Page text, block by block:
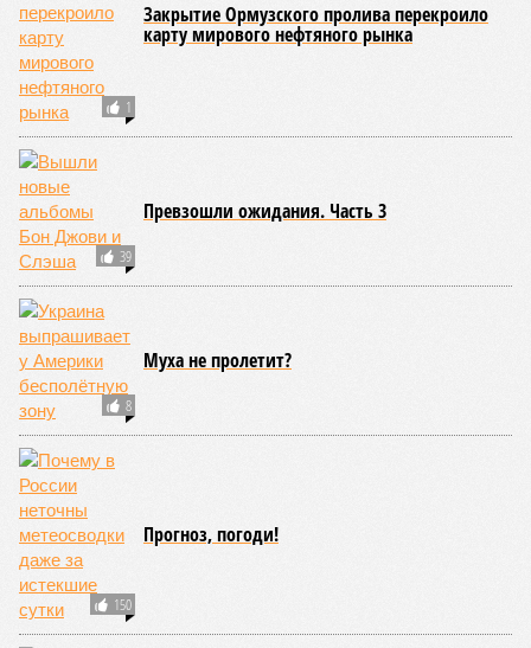
1
Закрытие Ормузского пролива перекроило
карту мирового нефтяного рынка
39
Превзошли ожидания. Часть 3
8
Муха не пролетит?
150
Прогноз, погоди!